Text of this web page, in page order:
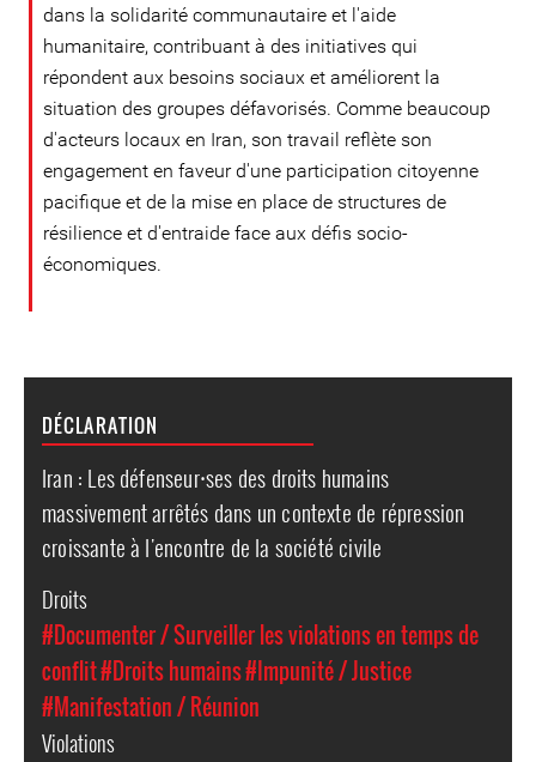
dans la solidarité communautaire et l'aide
humanitaire, contribuant à des initiatives qui
répondent aux besoins sociaux et améliorent la
situation des groupes défavorisés. Comme beaucoup
d'acteurs locaux en Iran, son travail reflète son
engagement en faveur d'une participation citoyenne
pacifique et de la mise en place de structures de
résilience et d'entraide face aux défis socio-
économiques.
DÉCLARATION
Iran : Les défenseur⸱ses des droits humains
massivement arrêtés dans un contexte de répression
croissante à l'encontre de la société civile
Droits
#Documenter / Surveiller les violations en temps de
conflit#Droits humains#Impunité / Justice
#Manifestation / Réunion
Violations